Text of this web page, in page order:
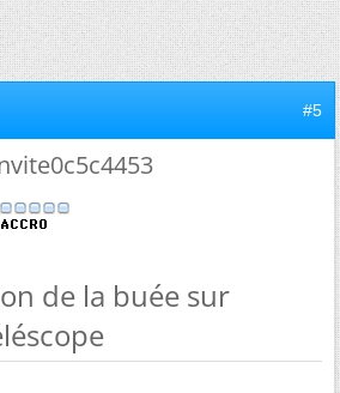
#5
de la buée sur